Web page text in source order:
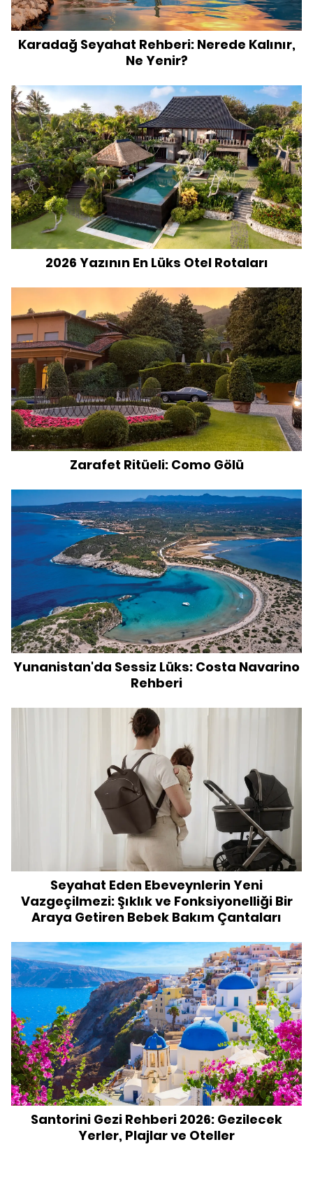
Karadağ Seyahat Rehberi: Nerede Kalınır,
Ne Yenir?
2026 Yazının En Lüks Otel Rotaları
Zarafet Ritüeli: Como Gölü
Yunanistan'da Sessiz Lüks: Costa Navarino
Rehberi
Seyahat Eden Ebeveynlerin Yeni
Vazgeçilmezi: Şıklık ve Fonksiyonelliği Bir
Araya Getiren Bebek Bakım Çantaları
Santorini Gezi Rehberi 2026: Gezilecek
Yerler, Plajlar ve Oteller